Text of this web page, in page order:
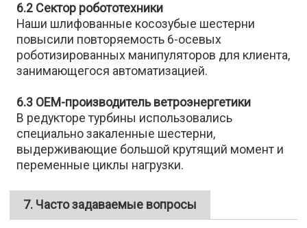
6.2 Сектор робототехники
Наши шлифованные косозубые шестерни
повысили повторяемость 6-осевых
роботизированных манипуляторов для клиента,
занимающегося автоматизацией.
6.3 OEM-производитель ветроэнергетики
В редукторе турбины использовались
специально закаленные шестерни,
выдерживающие большой крутящий момент и
переменные циклы нагрузки.
7. Часто задаваемые вопросы